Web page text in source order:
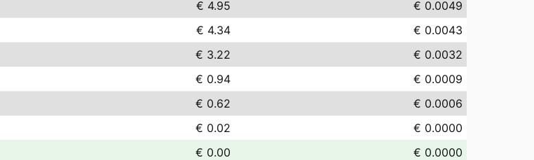
€ 4.95
€ 0.0049
€ 4.34
€ 0.0043
€ 3.22
€ 0.0032
€ 0.94
€ 0.0009
€ 0.62
€ 0.0006
€ 0.02
€ 0.0000
€ 0.00
€ 0.0000